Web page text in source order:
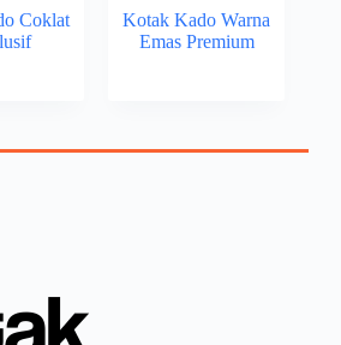
Coklat
Kotak Kado Warna
Emas Premium